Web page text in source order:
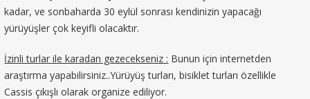
kadar, ve sonbaharda 30 eylül sonrası kendinizin yapacağı
yürüyüşler çok keyifli olacaktır.
İzinli turlar ile karadan gezecekseniz : Bunun için internetden
araştırma yapabilirsiniz..Yürüyüş turları, bisiklet turları özellikle
Cassis çıkışlı olarak organize ediliyor.